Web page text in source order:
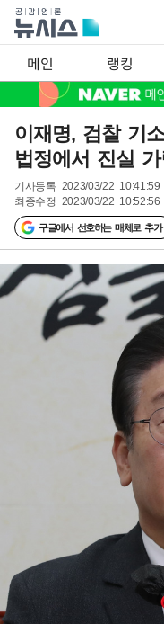
메인 랭킹
이재명, 검찰 기
법정에서 진실
기사등록 2023/03/22 10:41:59
최종수정 2023/03/22 10:52:56
구글에서 선호하는 매체로 추가